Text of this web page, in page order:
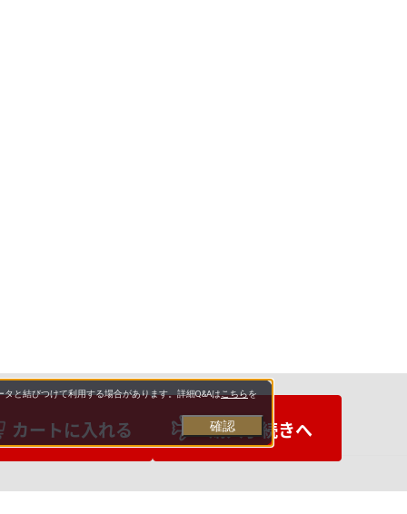
カートに入れる 購入手続きへ
と結びつけて利用する場合があります。詳細Q&Aはこちらを
確認